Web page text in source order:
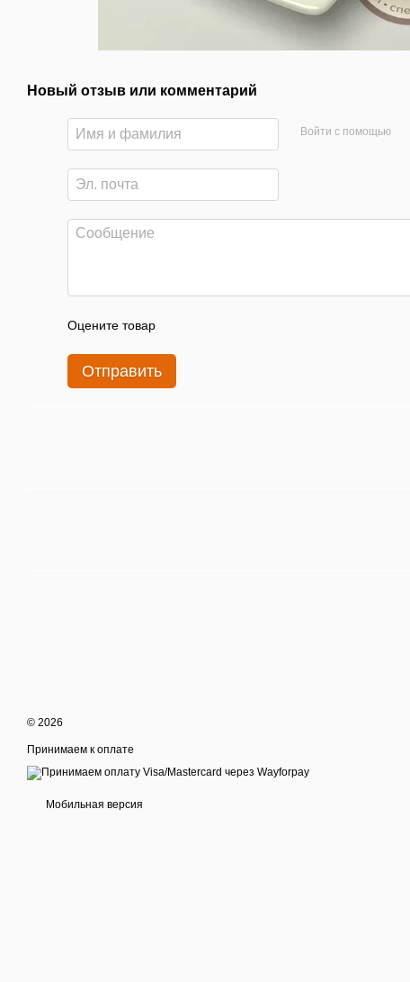
Новый отзыв или комментарий
Войти с помощью
Оцените товар
Отправить
© 2026
Принимаем к оплате
Мобильная версия